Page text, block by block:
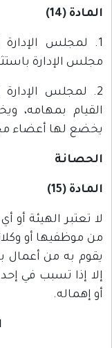
المادة (14)
1. لمجلس
مجلس الإدارة
2. لمجلس
القيام بمهامه،
يخضع لها أعضاء
الحصانة
المادة (15)
لا تعتبر الهيئة
من موظفيها أو
يقوم به من
إلا إذا تسبب في
أو إهماله.